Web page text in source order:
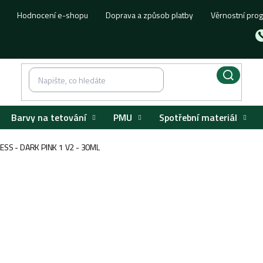
Hodnocení e-shopu Doprava a způsob platby Věrnostní
Barvy na tetování PMU Spotřební materiál
- DARK PINK 1 V2 - 30ML